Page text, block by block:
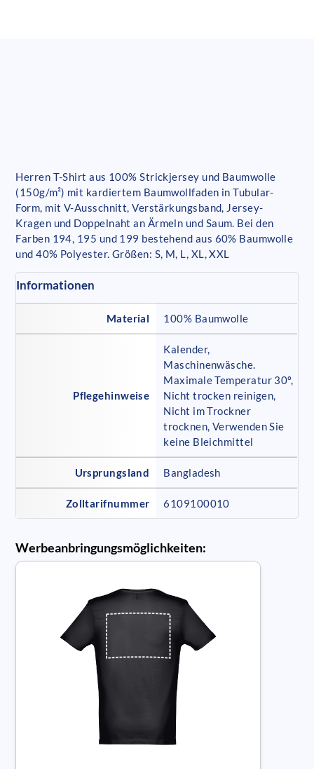
Herren T-Shirt aus 100% Strickjersey und Baumwolle
(150g/m²) mit kardiertem Baumwollfaden in Tubular-
Form, mit V-Ausschnitt, Verstärkungsband, Jersey-
Kragen und Doppelnaht an Ärmeln und Saum. Bei den
Farben 194, 195 und 199 bestehend aus 60% Baumwolle
und 40% Polyester. Größen: S, M, L, XL, XXL
Informationen
Material 100% Baumwolle
Pflegehinweise
Kalender,
Maschinenwäsche.
Maximale Temperatur 30º,
Nicht trocken reinigen,
Nicht im Trockner
trocknen, Verwenden Sie
keine Bleichmittel
Ursprungsland Bangladesh
Zolltarifnummer 6109100010
Werbeanbringungsmöglichkeiten: